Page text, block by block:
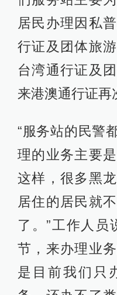
居民办理因私
行证及团体旅
台湾通行证及
来港澳通行证再
“服务站的民警
理的业务主要
这样，很多黑
居住的居民就
了。”工作人员
节，来办理业
是目前我们只